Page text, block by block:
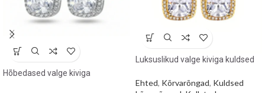
Hõbedased valge kiviga
Luksuslikud valge kiviga kuldsed
Ehted, Kõrvarõngad, Kuldsed